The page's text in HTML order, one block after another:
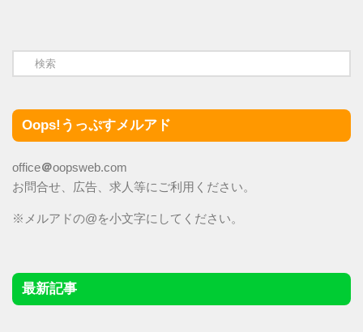
Oops!うっぷすメルアド
office＠oopsweb.com
お問合せ、広告、求人等にご利用ください。
※メルアドの@を小文字にしてください。
最新記事